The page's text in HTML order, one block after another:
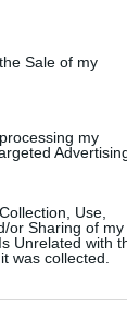
and its
Sale of my
my
Use,
or Sharing of my
Unrelated with
was collected.